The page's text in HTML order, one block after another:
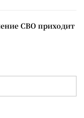
СВО приходит